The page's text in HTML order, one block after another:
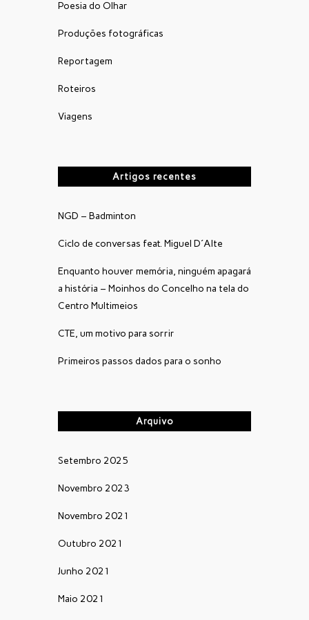
Poesia do Olhar
Produções fotográficas
Reportagem
Roteiros
Viagens
Artigos recentes
NGD – Badminton
Ciclo de conversas feat. Miguel D´Alte
Enquanto houver memória, ninguém apagará
a história – Moinhos do Concelho na tela do
Centro Multimeios
CTE, um motivo para sorrir
Primeiros passos dados para o sonho
Arquivo
Setembro 2025
Novembro 2023
Novembro 2021
Outubro 2021
Junho 2021
Maio 2021